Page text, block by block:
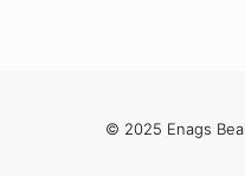
© 2025 Enags